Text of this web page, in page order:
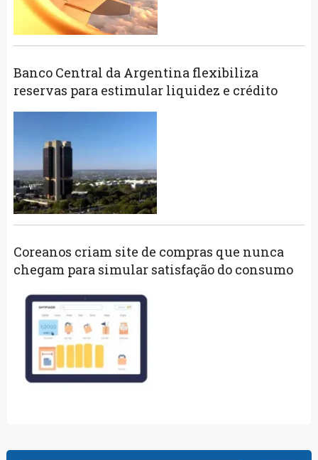
Banco Central da Argentina flexibiliza
reservas para estimular liquidez e crédito
Coreanos criam site de compras que nunca
chegam para simular satisfação do consumo